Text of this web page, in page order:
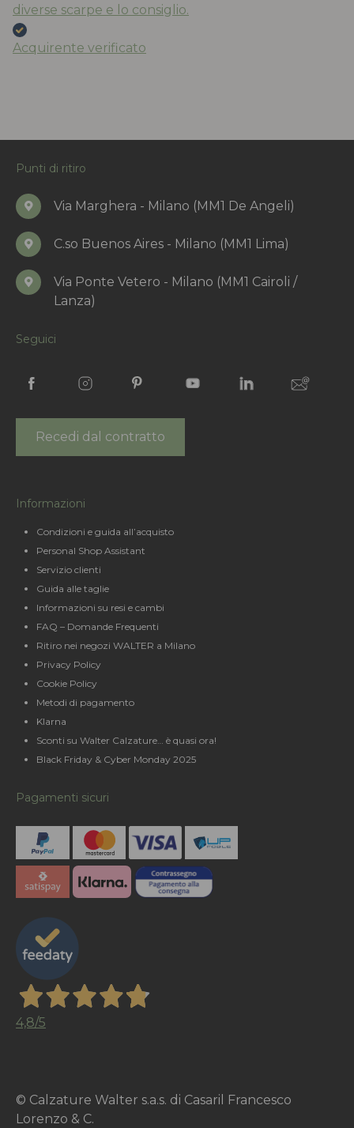
diverse scarpe e lo consiglio.
Acquirente verificato
Punti di ritiro
Via Marghera - Milano (MM1 De Angeli)
C.so Buenos Aires - Milano (MM1 Lima)
Via Ponte Vetero - Milano (MM1 Cairoli /
Lanza)
Seguici
Recedi dal contratto
Informazioni
Condizioni e guida all’acquisto
Personal Shop Assistant
Servizio clienti
Guida alle taglie
Informazioni su resi e cambi
FAQ – Domande Frequenti
Ritiro nei negozi WALTER a Milano
Privacy Policy
Cookie Policy
Metodi di pagamento
Klarna
Sconti su Walter Calzature… è quasi ora!
Black Friday & Cyber Monday 2025
Pagamenti sicuri
4,8/5
© Calzature Walter s.a.s. di Casaril Francesco
Lorenzo & C.